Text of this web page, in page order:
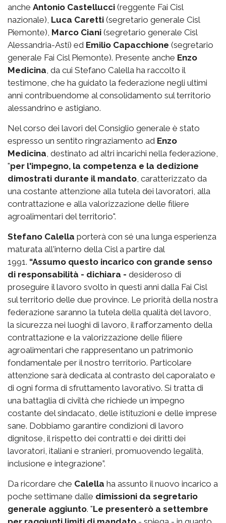
anche Antonio Castellucci (reggente Fai Cisl
nazionale), Luca Caretti (segretario generale Cisl
Piemonte), Marco Ciani (segretario generale Cisl
Alessandria-Asti) ed Emilio Capacchione (segretario
generale Fai Cisl Piemonte). Presente anche Enzo
Medicina , da cui Stefano Calella ha raccolto il
testimone, che ha guidato la federazione negli ultimi
anni contribuendome al consolidamento sul territorio
alessandrino e astigiano.
Nel corso dei lavori del Consiglio generale è stato
espresso un sentito ringraziamento ad Enzo
Medicina , destinato ad altri incarichi nella federazione,
"per l'impegno, la competenza e la dedizione
dimostrati durante il mandato , caratterizzato da
una costante attenzione alla tutela dei lavoratori, alla
contrattazione e alla valorizzazione delle filiere
agroalimentari del territorio".
Stefano Calella porterà con sé una lunga esperienza
maturata all'interno della Cisl a partire dal
1991. “Assumo questo incarico con grande senso
di responsabilità - dichiara - desideroso di
proseguire il lavoro svolto in questi anni dalla Fai Cisl
sul territorio delle due province. Le priorità della nostra
federazione saranno la tutela della qualità del lavoro,
la sicurezza nei luoghi di lavoro, il rafforzamento della
contrattazione e la valorizzazione delle filiere
agroalimentari che rappresentano un patrimonio
fondamentale per il nostro territorio. Particolare
attenzione sarà dedicata al contrasto del caporalato e
di ogni forma di sfruttamento lavorativo. Si tratta di
una battaglia di civiltà che richiede un impegno
costante del sindacato, delle istituzioni e delle imprese
sane. Dobbiamo garantire condizioni di lavoro
dignitose, il rispetto dei contratti e dei diritti dei
lavoratori, italiani e stranieri, promuovendo legalità,
inclusione e integrazione”.
Da ricordare che Calella ha assunto il nuovo incarico a
poche settimane dalle dimissioni da segretario
generale aggiunto. "Le presenterò a settembre